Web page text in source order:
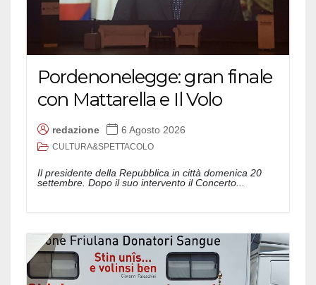
Pordenonelegge: gran finale
con Mattarella e Il Volo
redazione 6 Agosto 2026
CULTURA&SPETTACOLO
Il presidente della Repubblica in città domenica 20
settembre. Dopo il suo intervento il Concerto...